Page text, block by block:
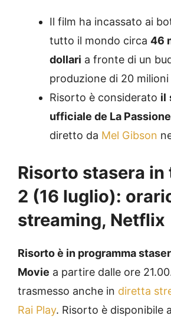
Il film ha incassato ai
tutto il mondo circa 46
dollari a fronte di un
produzione di 20 milioni
Risorto è considerato il
ufficiale de La
diretto da Mel Gibson
Risorto stasera in
2 (16 luglio):
streaming, Netflix
Risorto è in programma
Movie a partire dalle ore
trasmesso anche in diretta
Rai Play. Risorto è disponibile